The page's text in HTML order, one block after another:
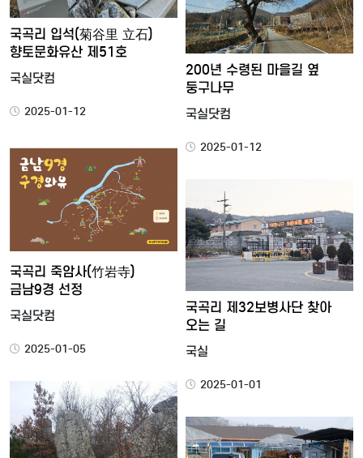
국곡리 입석(菊谷里 立石)
향토문화유산 제51호
국실닷컴
2025-01-12
200년 수령된 마을길 옆
둥구나무
국실닷컴
2025-01-12
국곡리 죽암사(竹岩寺)
금남9경 선정
국실닷컴
2025-01-05
국곡리 제32보병사단 찾아
오는 길
국실
2025-01-01